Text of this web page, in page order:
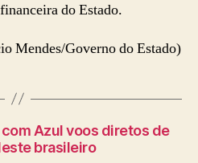
do Estado.
Mendes/Governo do Estado)
Azul voos diretos de
brasileiro